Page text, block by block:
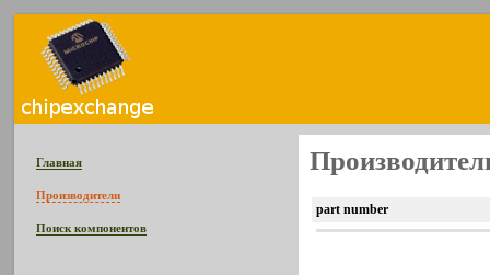
Главная
Производители
Поиск компонентов
part number